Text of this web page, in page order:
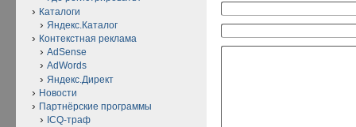
Каталоги
Яндекс.Каталог
Контекстная реклама
AdSense
AdWords
Яндекс.Директ
Новости
Партнёрские программы
ICQ-траф